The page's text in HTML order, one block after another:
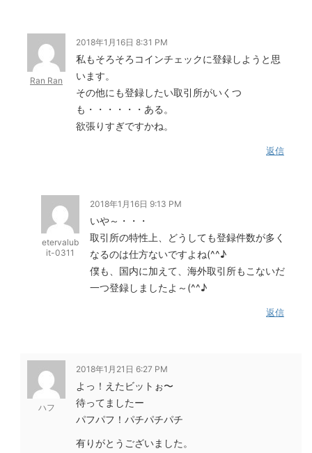
Ran Ran
2018年1月16日 8:31 PM
私もそろそろコインチェックに登録しようと思
います。
その他にも登録したい取引所がいくつ
も・・・・・・ある。
欲張りすぎですかね。
返信
etervalub
it-0311
2018年1月16日 9:13 PM
いや～・・・
取引所の特性上、どうしても登録件数が多く
なるのは仕方ないですよね(^^♪
僕も、国内に加えて、海外取引所もこないだ
一つ登録しましたよ～(^^♪
返信
ハフ
2018年1月21日 6:27 PM
よっ！えたビットぉ〜
待ってましたー
パフパフ！パチパチパチ
有りがとうございました。